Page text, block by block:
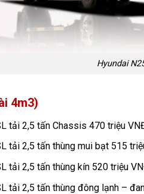
Hyundai
4m3)
tải 2,5 tấn Chassis 470 triệu
tải 2,5 tấn thùng mui bạt 515
tải 2,5 tấn thùng kín 520 triệu
tải 2,5 tấn thùng đông lạnh –